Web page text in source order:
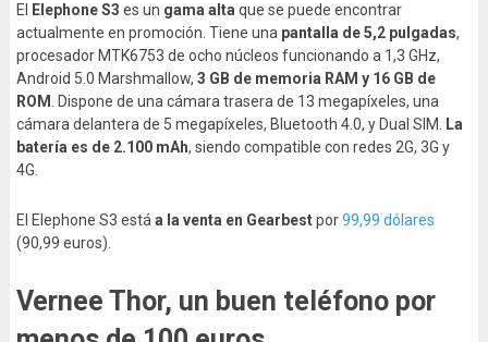
El Elephone S3 es un gama alta que se puede encontrar
actualmente en promoción. Tiene una pantalla de 5,2 pulgadas,
procesador MTK6753 de ocho núcleos funcionando a 1,3 GHz,
Android 5.0 Marshmallow, 3 GB de memoria RAM y 16 GB de
ROM
. Dispone de una cámara trasera de 13 megapíxeles, una
cámara delantera de 5 megapíxeles, Bluetooth 4.0, y Dual SIM.
La
batería es de 2.100 mAh, siendo compatible con redes 2G, 3G y
4G.
El Elephone S3 está a la venta en Gearbestpor99,99 dólares
(90,99 euros).
Vernee Thor, un buen teléfono por